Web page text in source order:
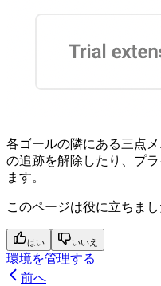
各ゴールの隣にある三点
の追跡を解除したり、プ
ます。
このページは役に立ちまし
はい いいえ
環境を管理する
前へ